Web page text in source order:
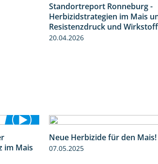
Standortreport Ronneburg -
Herbizidstrategien im Mais
Resistenzdruck und
20.04.2026
im Mais
Neue Herbizide für den Mais!
07.05.2025